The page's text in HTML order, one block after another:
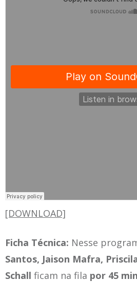
[DOWNLOAD]
Ficha Técnica: Nesse
Santos, Jaison Mafra,
Schall ficam na fila por 45